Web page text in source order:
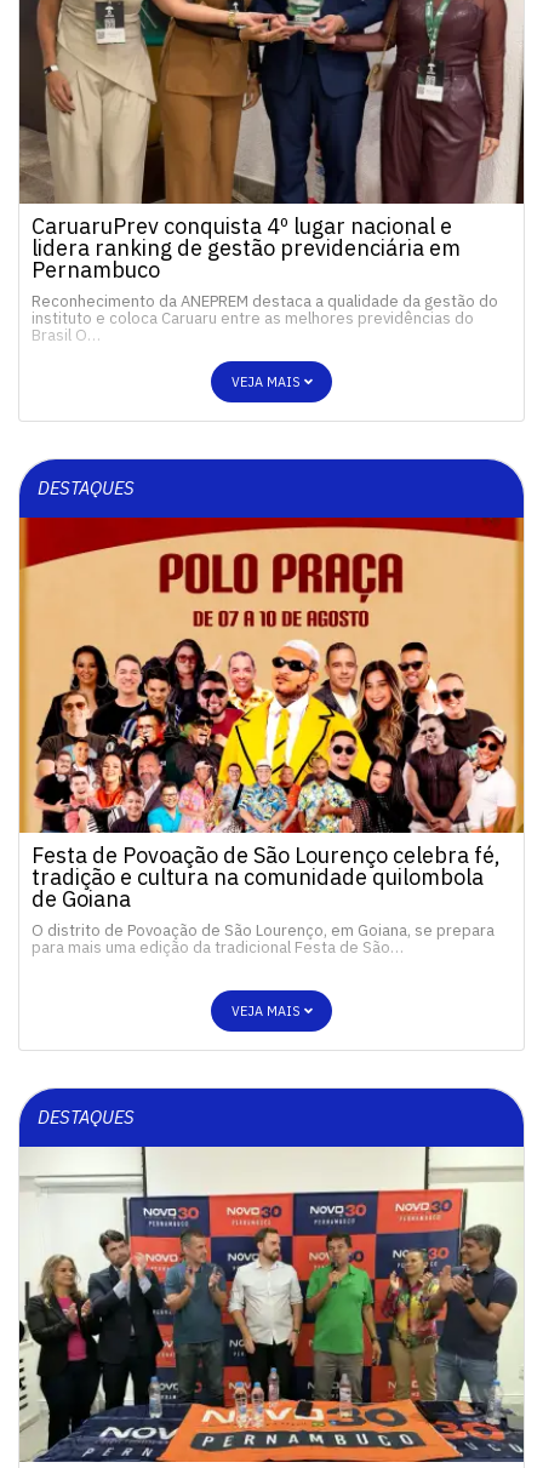
CaruaruPrev conquista 4º lugar nacional e
lidera ranking de gestão previdenciária em
Pernambuco
Reconhecimento da ANEPREM destaca a qualidade da gestão do
instituto e coloca Caruaru entre as melhores previdências do
Brasil O…
VEJA MAIS
DESTAQUES
Festa de Povoação de São Lourenço celebra fé,
tradição e cultura na comunidade quilombola
de Goiana
O distrito de Povoação de São Lourenço, em Goiana, se prepara
para mais uma edição da tradicional Festa de São…
VEJA MAIS
DESTAQUES